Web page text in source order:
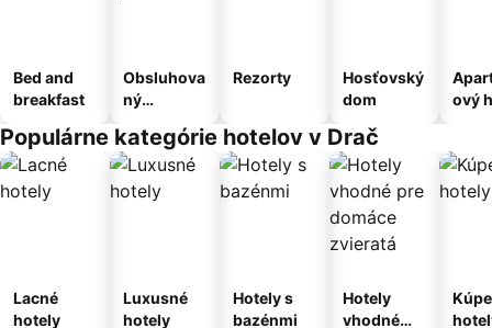
Bed and
breakfast
Obsluhova
ný
Rezorty
Hosťovský
dom
ový
Populárne kategórie hotelov v Drač
Lacné
hotely
Luxusné
hotely
Hotely s
bazénmi
Hotely
vhodné